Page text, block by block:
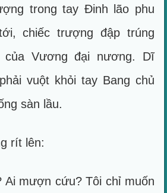
trong tay Đinh lão phu
chiếc trượng đập trúng
của Vương đại nương. Dĩ
vuột khỏi tay Bang chủ
sàn lầu.
rít lên:
Ai mượn cứu? Tôi chỉ muốn